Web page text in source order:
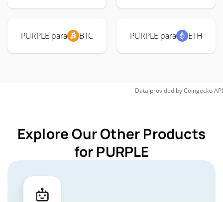
PURPLE para BTC PURPLE para ETH
Data provided byCoingeckoAPI
Explore Our Other Products
for PURPLE